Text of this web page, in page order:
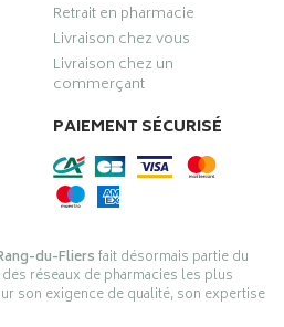
Retrait en pharmacie
Livraison chez vous
Livraison chez un
commerçant
PAIEMENT SÉCURISÉ
du-Fliersfait désormais partie du
des réseaux de pharmacies les plus
son exigence de qualité, son expertise